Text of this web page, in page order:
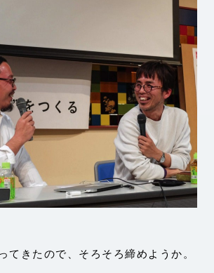
てきたので、そろそろ締めようか。